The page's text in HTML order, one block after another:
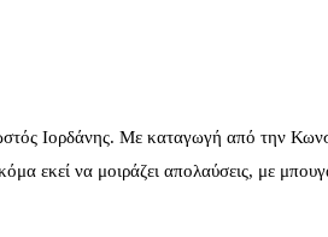
Ιορδάνης. Με καταγωγή από την
εκεί να μοιράζει απολαύσεις, με